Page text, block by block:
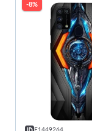
-8%
F1449264